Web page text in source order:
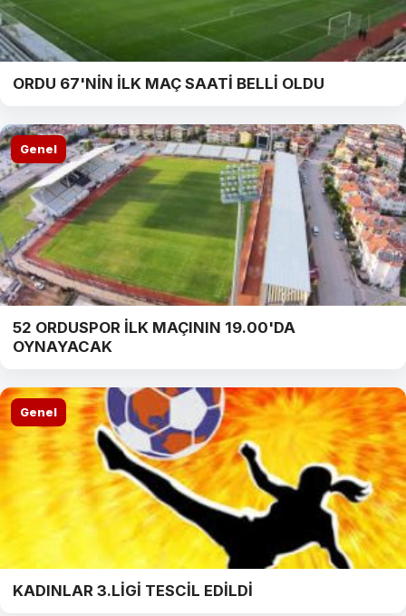
ORDU 67'NİN İLK MAÇ SAATİ BELLİ OLDU
Genel
52 ORDUSPOR İLK MAÇININ 19.00'DA
OYNAYACAK
Genel
KADINLAR 3.LİGİ TESCİL EDİLDİ